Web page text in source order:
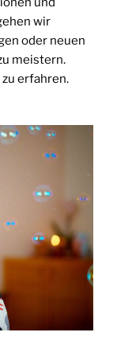
wir
oder neuen
meistern.
erfahren.